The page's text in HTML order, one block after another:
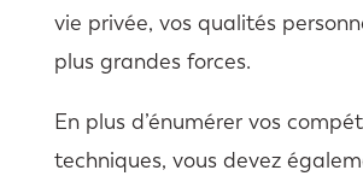
vie privée, vos qualités
plus grandes forces.
En plus d’énumérer vos
techniques, vous devez